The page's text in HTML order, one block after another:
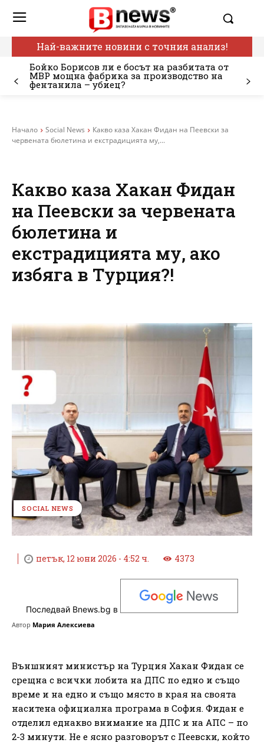
Най-важните новини с точния анализ!
Бойко Борисов ли е босът на разбитата от
МВР мощна фабрика за производство на
фентанила – убиец?
Начало Social News
Какво каза Хакан Фидан на Пеевски за
червената бюлетина и екстрадицията му,...
Какво каза Хакан Фидан
на Пеевски за червената
бюлетина и
екстрадицията му, ако
избяга в Турция?!
SOCIAL NEWS
петък, 12 юни 2026 - 4:52 ч. 4373
Последвай Bnews.bg в
Автор Мария Алексиева
Външният министър на Турция Хакан Фидан се
срещна с всички лобита на ДПС по едно и също
време и на едно и също място в края на своята
наситена официална програма в София. Фидан е
отделил еднакво внимание на ДПС и на АПС – по
2-3 минути. Не е ясно разговорът с Пеевски, който